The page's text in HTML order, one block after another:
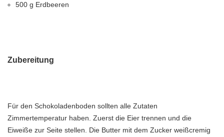
500 g Erdbeeren
Zubereitung
Für den Schokoladenboden sollten alle Zutaten
Zimmertemperatur haben. Zuerst die Eier trennen und die
Eiweiße zur Seite stellen. Die Butter mit dem Zucker weißcremig